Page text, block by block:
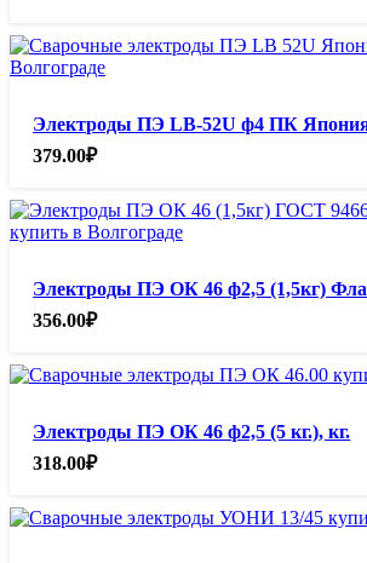
Электроды ПЭ LB-52U ф4 ПК
379.00₽
Электроды ПЭ ОК 46 ф2,5 (1,5кг)
356.00₽
Электроды ПЭ ОК 46 ф2,5 (5 кг.), кг.
318.00₽